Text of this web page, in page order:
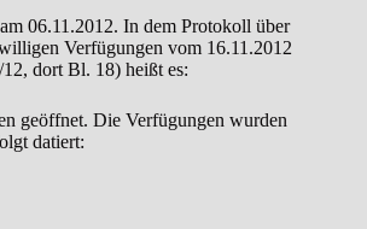
06.11.2012. In dem Protokoll über
Verfügungen vom 16.11.2012
dort Bl. 18) heißt es:
geöffnet. Die Verfügungen wurden
datiert: